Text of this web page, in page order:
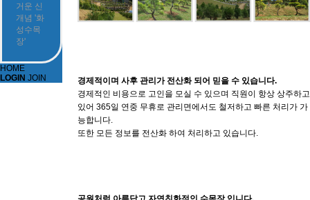
경제적이며 사후 관리가 전산화 되어 믿을 수 있습니다.
경제적인 비용으로 고인을 모실 수 있으며 직원이 항상 상주하고
있어 365일 연중 무휴로 관리면에서도 철저하고 빠른 처리가 가
능합니다.
또한 모든 정보를 전산화 하여 처리하고 있습니다.
거운 신
개념 '화
성수목
장'
HOME
LOGIN JOIN